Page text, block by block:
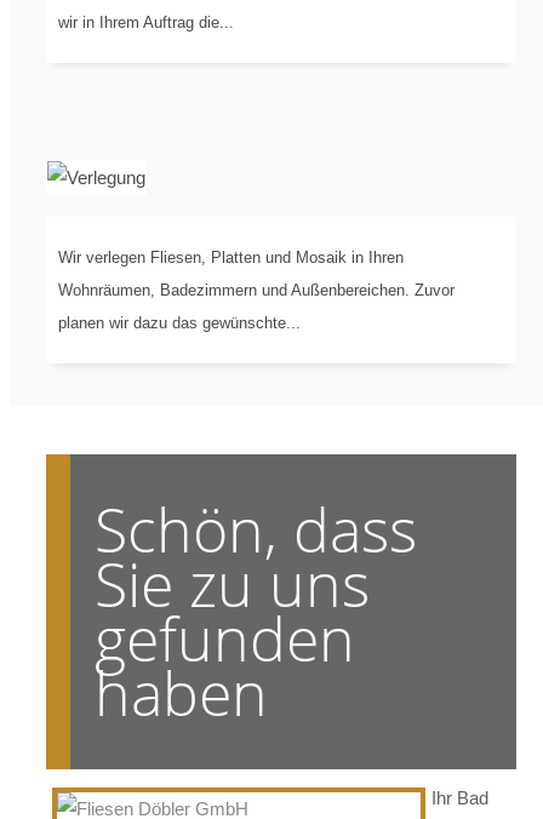
GEWERKE
wir in Ihrem Auftrag die...
VERLEGUNGVON...
Wir verlegen Fliesen, Platten und Mosaik in Ihren
Wohnräumen, Badezimmern und Außenbereichen. Zuvor
planen wir dazu das gewünschte...
Schön, dass
Sie zu uns
gefunden
haben
Ihr Bad